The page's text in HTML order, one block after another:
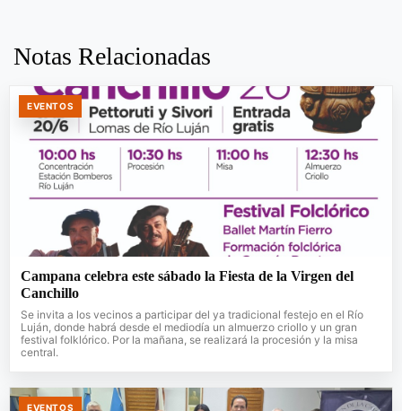
Notas Relacionadas
EVENTOS
Campana celebra este sábado la Fiesta de la Virgen del
Canchillo
Se invita a los vecinos a participar del ya tradicional festejo en el Río
Luján, donde habrá desde el mediodía un almuerzo criollo y un gran
festival folklórico. Por la mañana, se realizará la procesión y la misa
central.
EVENTOS